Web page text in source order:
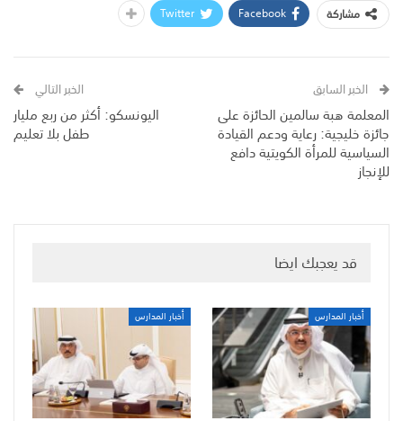
مشاركة
Facebook
Twitter
الخبر السابق
المعلمة هبة سالمين الحائزة على
جائزة خليجية: رعاية ودعم القيادة
السياسية للمرأة الكويتية دافع
للإنجاز
الخبر التالي
اليونسكو: أكثر من ربع مليار
طفل بلا تعليم
قد يعجبك ايضا
أخبار المدارس أخبار المدارس